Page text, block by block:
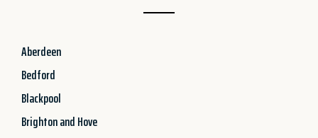
Aberdeen
Bedford
Blackpool
Brighton and Hove